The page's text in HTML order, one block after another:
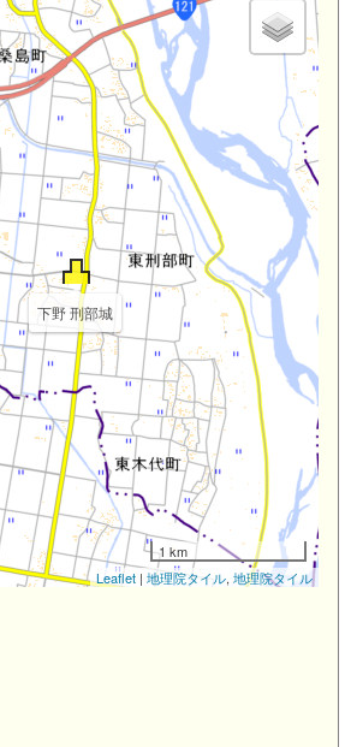
下野 刑部城
1 km
Leaflet | 地理院タイル, 地理院タイル